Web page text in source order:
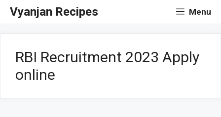
SkipVyanjan Recipes Menu
RBI Recruitment 2023 Apply
online